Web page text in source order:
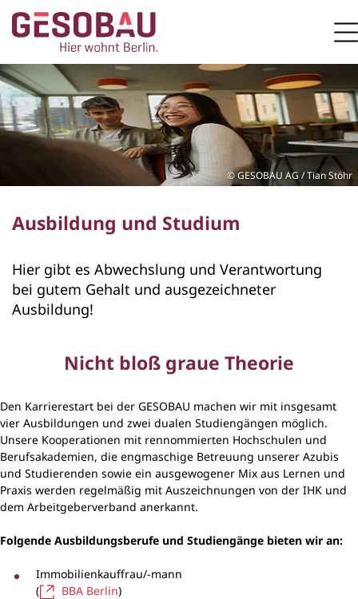
ZUM HAUPTINHALT SPRINGEN
Zur Startseite
GESOBAU AG / Tian Stöhr
Ausbildung und Studium
Hier gibt es Abwechslung und Verantwortung
bei gutem Gehalt und ausgezeichneter
Ausbildung!
Nicht bloß graue Theorie
Den Karrierestart bei der GESOBAU machen wir mit insgesamt
vier Ausbildungen und zwei dualen Studiengängen möglich.
Unsere Kooperationen mit rennommierten Hochschulen und
Berufsakademien, die engmaschige Betreuung unserer Azubis
und Studierenden sowie ein ausgewogener Mix aus Lernen und
Praxis werden regelmäßig mit Auszeichnungen von der IHK und
dem Arbeitgeberverband anerkannt.
Folgende Ausbildungsberufe und Studiengänge bieten wir an:
Immobilienkauffrau/-mann
(
BBA Berlin)